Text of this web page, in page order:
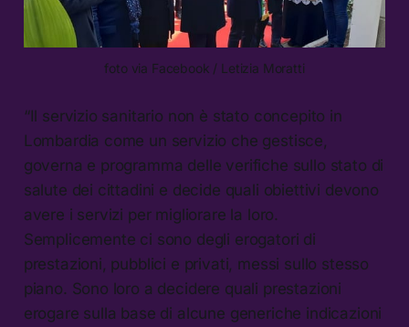
foto via Facebook / Letizia Moratti
“Il servizio sanitario non è stato concepito in
Lombardia come un servizio che gestisce,
governa e programma delle verifiche sullo stato di
salute dei cittadini e decide quali obiettivi devono
avere i servizi per migliorare la loro.
Semplicemente ci sono degli erogatori di
prestazioni, pubblici e privati, messi sullo stesso
piano. Sono loro a decidere quali prestazioni
erogare sulla base di alcune generiche indicazioni